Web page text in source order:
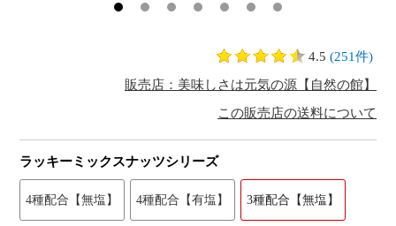
4.5 (251件)
販売店：美味しさは元気の源【自然の館】
この販売店の送料について
ラッキーミックスナッツシリーズ
4種配合【無塩】 4種配合【有塩】 3種配合【無塩】